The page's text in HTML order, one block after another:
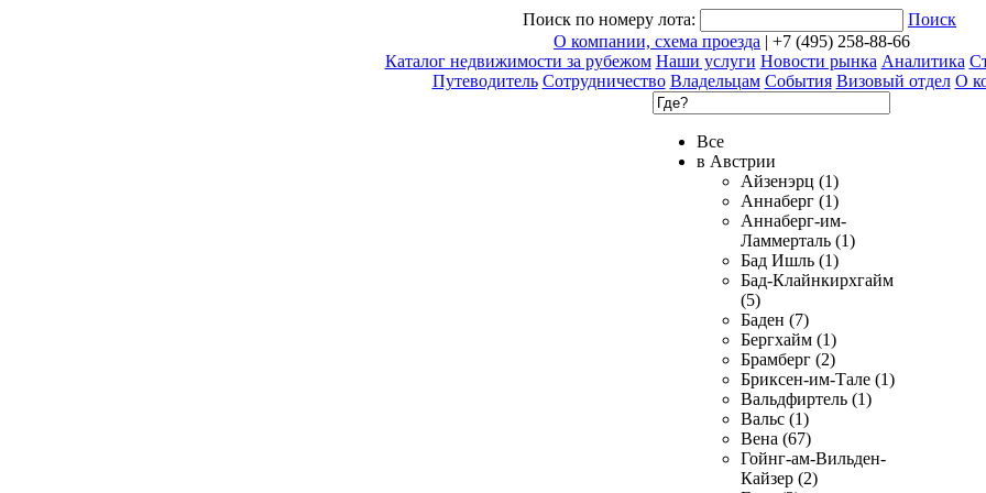
Поиск по номеру лота:
Поиск
О компании, схема проезда | +7 (495) 258-88-66
Каталог недвижимости за рубежом Наши услуги Новости рынка Аналитика
Путеводитель Сотрудничество Владельцам События Визовый отдел О
Все
в Австрии
Айзенэрц (1)
Аннаберг (1)
Аннаберг-им-
Ламмерталь (1)
Бад Ишль (1)
Бад-Клайнкирхгайм
(5)
Баден (7)
Бергхайм (1)
Брамберг (2)
Бриксен-им-Тале (1)
Вальдфиртель (1)
Вальс (1)
Вена (67)
Гойнг-ам-Вильден-
Кайзер (2)